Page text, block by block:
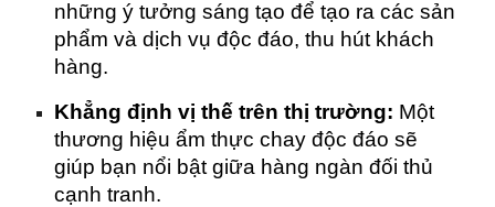
những ý tưởng sáng tạo để tạo ra các sản
phẩm và dịch vụ độc đáo, thu hút khách
hàng.
Khẳng định vị thế trên thị trường: Một
thương hiệu ẩm thực chay độc đáo sẽ
giúp bạn nổi bật giữa hàng ngàn đối thủ
cạnh tranh.